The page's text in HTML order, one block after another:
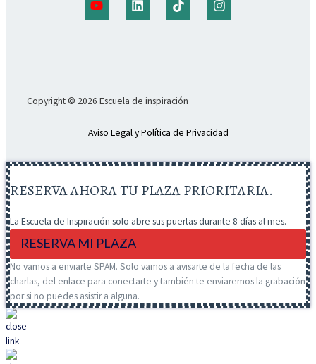
Copyright © 2026 Escuela de inspiración
Aviso Legal y Política de Privacidad
RESERVA AHORA TU PLAZA PRIORITARIA.
La Escuela de Inspiración solo abre sus puertas durante 8 días al mes.
RESERVA MI PLAZA
No vamos a enviarte SPAM. Solo vamos a avisarte de la fecha de las
charlas, del enlace para conectarte y también te enviaremos la grabación
por si no puedes asistir a alguna.